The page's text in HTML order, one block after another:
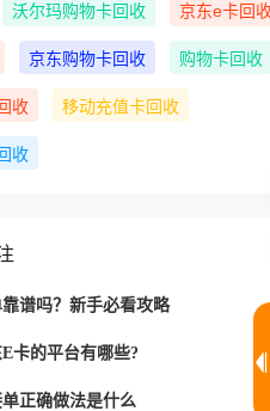
沃尔玛购物卡回收 京东e卡回
京东购物卡回收 购物卡回收
收 移动充值卡回收
收
谱吗？新手必看攻略
卡的平台有哪些?
正确做法是什么